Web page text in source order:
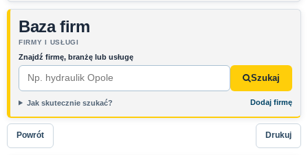
Baza firm
FIRMY I USŁUGI
Znajdź firmę, branżę lub usługę
Szukaj
Jak skutecznie szukać? Dodaj firmę
Powrót Drukuj